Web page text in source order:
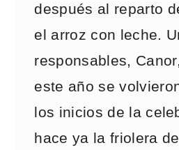
después al reparto
el arroz con leche.
responsables,
este año se
los inicios de la
hace ya la friolera